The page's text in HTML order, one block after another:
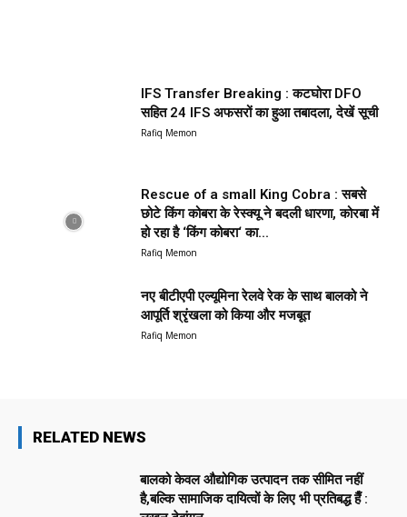
IFS Transfer Breaking : कटघोरा DFO
सहित 24 IFS अफसरों का हुआ तबादला, देखें सूची
Rafiq Memon
Rescue of a small King Cobra : सबसे
छोटे किंग कोबरा के रेस्क्यू ने बदली धारणा, कोरबा में
हो रहा है ‘किंग कोबरा‘ का...
Rafiq Memon
नए बीटीएपी एल्यूमिना रेलवे रेक के साथ बालको ने
आपूर्ति श्रृंखला को किया और मजबूत
Rafiq Memon
RELATED NEWS
बालको केवल औद्योगिक उत्पादन तक सीमित नहीं
है,बल्कि सामाजिक दायित्वों के लिए भी प्रतिबद्ध हैँ :